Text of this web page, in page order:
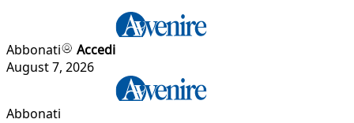
Abbonati
Accedi
August 7, 2026
Abbonati